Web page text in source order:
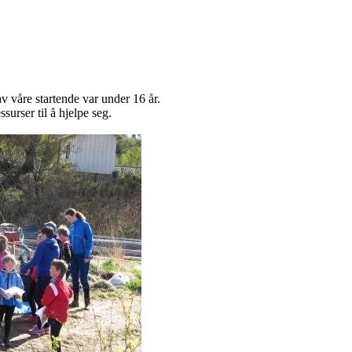
våre startende var under 16 år.
til å hjelpe seg.